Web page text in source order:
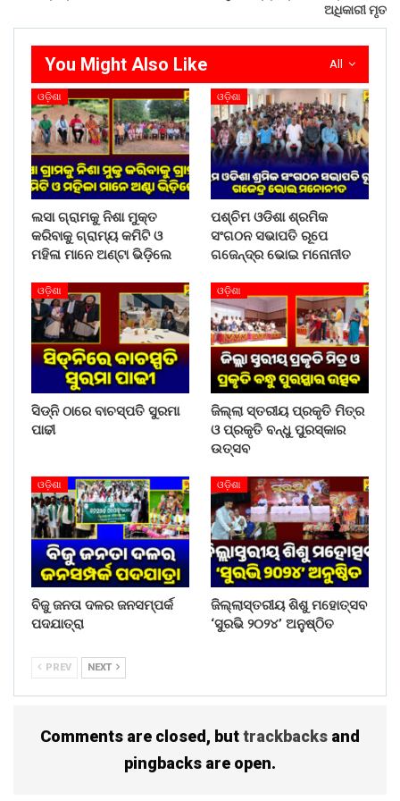
Share on:
WhatsApp
ଅଧିକାରୀ ମୃତ
All
You Might Also Like
ଓଡ଼ିଶା
ଲସା ଗ୍ରାମକୁ ନିଶା ମୁକ୍ତ
କରିବାକୁ ଗ୍ରାମ୍ୟ କମିଟି ଓ
ମହିଳା ମାନେ ଅଣ୍ଟା ଭିଡ଼ିଲେ
ଓଡ଼ିଶା
ପଶ୍ଚିମ ଓଡିଶା ଶ୍ରମିକ
ସଂଗଠନ ସଭାପତି ରୂପେ
ଗଜେନ୍ଦ୍ର ଭୋଇ ମନୋନୀତ
ଓଡ଼ିଶା
ସିଡ୍‌ନି ଠାରେ ବାଚସ୍ପତି ସୁରମା
ପାଢୀ
ଓଡ଼ିଶା
ଜିଲ୍ଲା ସ୍ତରୀୟ ପ୍ରକୃତି ମିତ୍ର
ଓ ପ୍ରକୃତି ବନ୍ଧୁ ପୁରସ୍କାର
ଉତ୍ସବ
ଓଡ଼ିଶା
ବିଜୁ ଜନତା ଦଳର ଜନସମ୍ପର୍କ
ପଦଯାତ୍ରା
ଓଡ଼ିଶା
ଜିଲ୍ଲାସ୍ତରୀୟ ଶିଶୁ ମହୋତ୍ସବ
‘ସୁରଭି ୨୦୨୪’ ଅନୁଷ୍ଠିତ
PREV NEXT
Comments are closed, buttrackbacks and
pingbacks are open.